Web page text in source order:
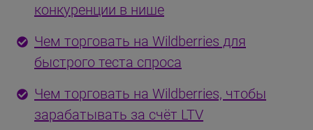
конкуренции в нише
Чем торговать на Wildberries для
быстрого теста спроса
Чем торговать на Wildberries, чтобы
зарабатывать за счёт LTV